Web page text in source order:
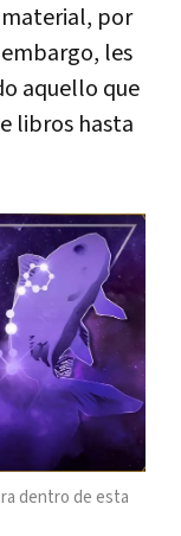
material, por
les
aquello que
libros hasta
dentro de esta